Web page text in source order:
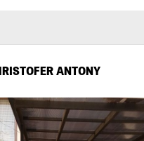
ANTONY